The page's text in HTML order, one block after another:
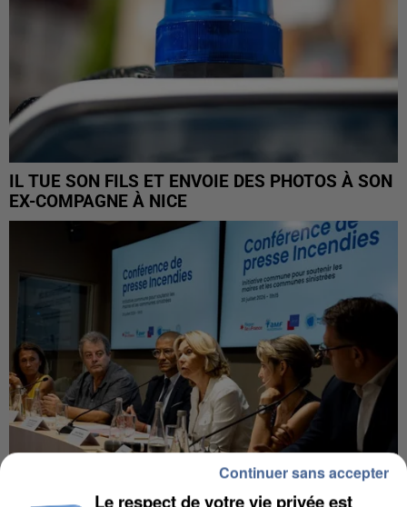
IL TUE SON FILS ET ENVOIE DES PHOTOS À SON
EX-COMPAGNE À NICE
Le respect de votre vie privée est
Continuer sans accepter